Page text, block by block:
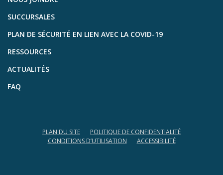
SUCCURSALES
PLAN DE SÉCURITÉ EN LIEN AVEC LA COVID-19
RESSOURCES
ACTUALITÉS
FAQ
PLAN DU SITE
POLITIQUE DE CONFIDENTIALITÉ
CONDITIONS D’UTILISATION
ACCESSIBILITÉ